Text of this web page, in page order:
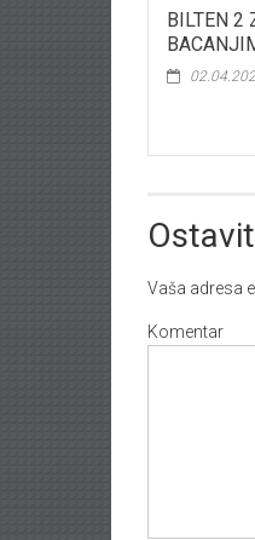
BILTEN 2
Vaša adresa
Komentar